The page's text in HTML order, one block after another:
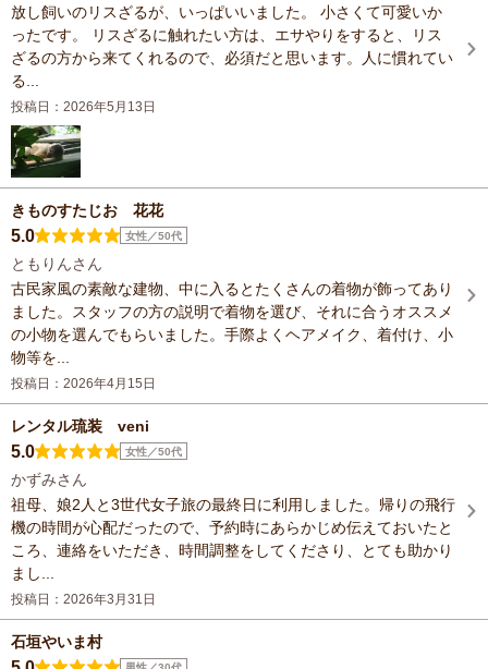
放し飼いのリスざるが、いっぱいいました。 小さくて可愛いか
ったです。 リスざるに触れたい方は、エサやりをすると、リス
ざるの方から来てくれるので、必須だと思います。人に慣れてい
る...
投稿日：2026年5月13日
きものすたじお 花花
5.0 女性／50代
ともりんさん
古民家風の素敵な建物、中に入るとたくさんの着物が飾ってあり
ました。スタッフの方の説明で着物を選び、それに合うオススメ
の小物を選んでもらいました。手際よくヘアメイク、着付け、小
物等を...
投稿日：2026年4月15日
レンタル琉装 veni
5.0 女性／50代
かずみさん
祖母、娘2人と3世代女子旅の最終日に利用しました。帰りの飛行
機の時間が心配だったので、予約時にあらかじめ伝えておいたと
ころ、連絡をいただき、時間調整をしてくださり、とても助かり
まし...
投稿日：2026年3月31日
石垣やいま村